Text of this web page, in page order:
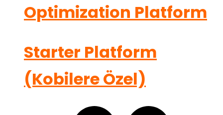
Optimization Platform
Starter Platform
(Kobilere Özel)